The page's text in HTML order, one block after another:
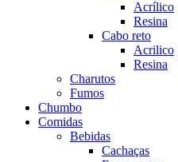
Acrílico
Resina
Cabo reto
Acrilico
Resina
Charutos
Fumos
Chumbo
Comidas
Bebidas
Cachaças